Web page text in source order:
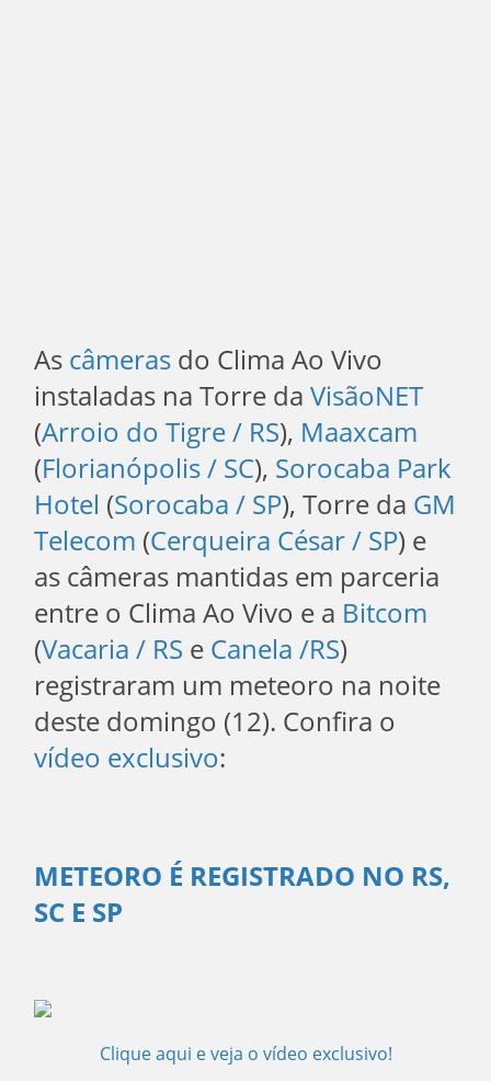
As câmeras do Clima Ao Vivo
instaladas na Torre daVisãoNET
(Arroio do Tigre / RS), Maaxcam
(Florianópolis / SC), Sorocaba Park
Hotel (Sorocaba / SP), Torre da GM
Telecom (Cerqueira César / SP) e
as câmeras mantidas em parceria
entre o Clima Ao Vivo e a Bitcom
(Vacaria / RS e Canela /RS)
registraram um meteoro na noite
deste domingo (12). Confira o
vídeo exclusivo:
METEORO É REGISTRADO NO RS,
SC E SP
Clique aqui e veja o vídeo exclusivo!